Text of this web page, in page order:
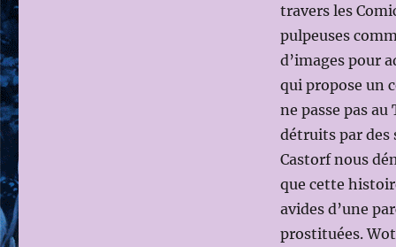
travers les
pulpeuses
d’images pour
qui propose un
ne passe pas
détruits par des
Castorf nous
que cette
avides d’une
prostituées.